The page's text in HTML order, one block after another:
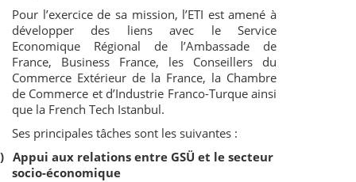
Pour l’exercice de sa mission, l’ETI est amené à
développer des liens avec le Service
Economique Régional de l’Ambassade de
France, Business France, les Conseillers du
Commerce Extérieur de la France, la Chambre
de Commerce et d’Industrie Franco-Turque ainsi
que la French Tech Istanbul.
Ses principales tâches sont les suivantes :
Appui aux relations entre GSÜ et le secteur
socio-économique